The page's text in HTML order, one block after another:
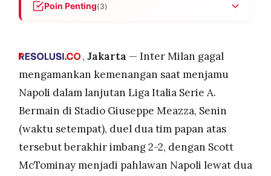
PT.
RESOLUSI
Poin Penting(3)
Scott McTominay menjadi pahlawan Napoli
dengan mencetak dua gol penyeimbang.
Hasil ini membuat Inter gagal memperlebar jarak
, Jakarta — Inter Milan gagal
mengamankan kemenangan saat menjamu
Napoli dalam lanjutan Liga Italia Serie A.
Bermain di Stadio Giuseppe Meazza, Senin
(waktu setempat), duel dua tim papan atas
tersebut berakhir imbang 2-2, dengan Scott
McTominay menjadi pahlawan Napoli lewat dua